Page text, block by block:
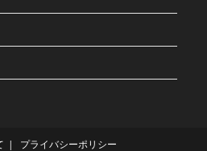
プライバシーポリシー